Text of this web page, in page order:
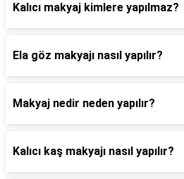
Kalıcı makyaj kimlere yapılmaz?
Ela göz makyajı nasıl yapılır?
Makyaj nedir neden yapılır?
Kalıcı kaş makyajı nasıl yapılır?